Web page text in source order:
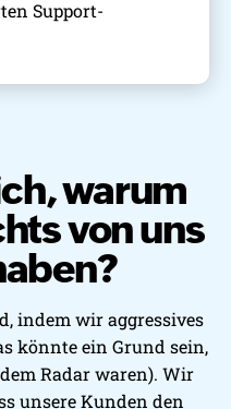
Support-
warum
von uns
indem wir aggressives
könnte ein Grund sein,
Radar waren). Wir
unsere Kunden den